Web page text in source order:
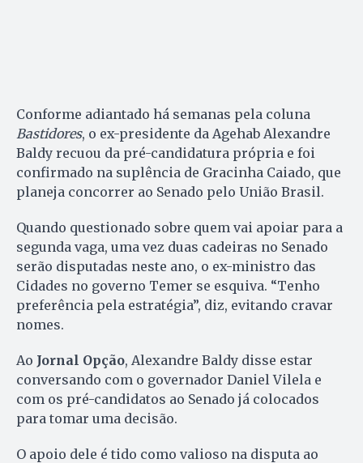
Conforme adiantado há semanas pela coluna
Bastidores, o ex-presidente da Agehab Alexandre
Baldy recuou da pré-candidatura própria e foi
confirmado na suplência de Gracinha Caiado, que
planeja concorrer ao Senado pelo União Brasil.
Quando questionado sobre quem vai apoiar para a
segunda vaga, uma vez duas cadeiras no Senado
serão disputadas neste ano, o ex-ministro das
Cidades no governo Temer se esquiva. “Tenho
preferência pela estratégia”, diz, evitando cravar
nomes.
Ao Jornal Opção, Alexandre Baldy disse estar
conversando com o governador Daniel Vilela e
com os pré-candidatos ao Senado já colocados
para tomar uma decisão.
O apoio dele é tido como valioso na disputa ao